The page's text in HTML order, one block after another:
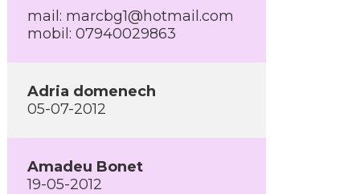
mail: marcbg1@hotmail.com
mobil: 07940029863
Adria domenech
05-07-2012
Amadeu Bonet
19-05-2012